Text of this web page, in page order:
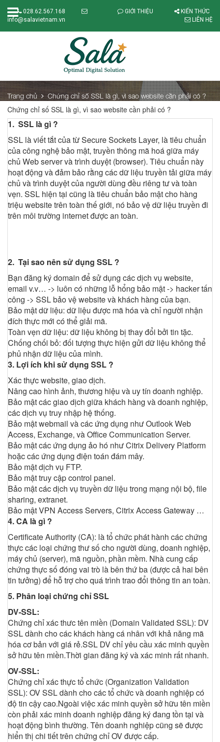
028.62.567.168
info@salavietnam.vn
GIỚI THIỆU
KIẾN THỨC
LIÊN HỆ
Trang chủ Chứng chỉ số SSL là gì, vì sao website cần phải có ?
Chứng chỉ số SSL là gì, vì sao website cần phải có ?
1. SSL là gì ?
SSL là viết tắt của từ Secure Sockets Layer, là tiêu chuẩn
của công nghệ bảo mật, truyền thông mã hoá giữa máy
chủ Web server và trình duyệt (browser). Tiêu chuẩn này
hoạt động và đảm bảo rằng các dữ liệu truyền tải giữa máy
chủ và trình duyệt của người dùng đều riêng tư và toàn
vẹn. SSL hiện tại cũng là tiêu chuẩn bảo mật cho hàng
triệu website trên toàn thế giới, nó bảo vệ dữ liệu truyền đi
trên môi trường internet được an toàn.
2. Tại sao nên sử dụng SSL ?
Bạn đăng ký domain để sử dụng các dịch vụ website,
email v.v… -> luôn có những lỗ hổng bảo mật -> hacker tấn
công -> SSL bảo vệ website và khách hàng của bạn.
Bảo mật dữ liệu: dữ liệu được mã hóa và chỉ người nhận
đích thực mới có thể giải mã.
Toàn vẹn dữ liệu: dữ liệu không bị thay đổi bởi tin tặc.
Chống chối bỏ: đối tượng thực hiện gửi dữ liệu không thể
phủ nhận dữ liệu của mình.
3. Lợi ích khi sử dụng SSL ?
Xác thực website, giao dịch.
Nâng cao hình ảnh, thương hiệu và uy tín doanh nghiệp.
Bảo mật các giao dịch giữa khách hàng và doanh nghiệp,
các dịch vụ truy nhập hệ thống.
Bảo mật webmail và các ứng dụng như Outlook Web
Access, Exchange, và Office Communication Server.
Bảo mật các ứng dụng ảo hó như Citrix Delivery Platform
hoặc các ứng dụng điện toán đám mây.
Bảo mật dịch vụ FTP.
Bảo mật truy cập control panel.
Bảo mật các dịch vụ truyền dữ liệu trong mạng nội bộ, file
sharing, extranet.
Bảo mật VPN Access Servers, Citrix Access Gateway …
4. CA là gì ?
Certificate Authority (CA): là tổ chức phát hành các chứng
thực các loại chứng thư số cho người dùng, doanh nghiệp,
máy chủ (server), mã nguồn, phần mềm. Nhà cung cấp
chứng thực số đóng vai trò là bên thứ ba (được cả hai bên
tin tưởng) để hỗ trợ cho quá trình trao đổi thông tin an toàn.
5. Phân loại chứng chỉ SSL
DV-SSL:
Chứng chỉ xác thưc tên miền (Domain Validated SSL): DV
SSL dành cho các khách hàng cá nhân với khả năng mã
hóa cơ bản với giá rẻ.SSL DV chỉ yêu cầu xác minh quyền
sở hữu tên miền.Thời gian đăng ký và xác minh rất nhanh.
OV-SSL:
Chứng chỉ xác thực tổ chức (Organization Validation
SSL): OV SSL dành cho các tổ chức và doanh nghiệp có
độ tin cậy cao.Ngoài việc xác minh quyền sở hữu tên miền
còn phải xác minh doanh nghiệp đăng ký đang tồn tại và
hoạt động bình thường. Tên doanh nghiệp cũng sẽ được
hiển thị chi tiết trên chứng chỉ OV được cấp.